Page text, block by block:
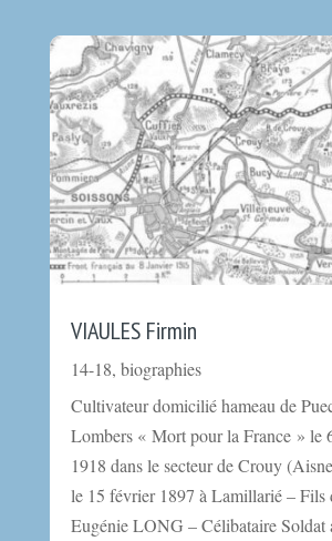
VIAULES Firmin
14-18, biographies
Cultivateur domicilié hameau de
Lombers « Mort pour la France » le
1918 dans le secteur de Crouy
le 15 février 1897 à Lamillarié – Fils
Eugénie LONG – Célibataire Soldat